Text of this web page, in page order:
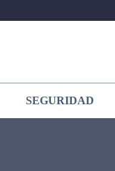
SEGURIDAD